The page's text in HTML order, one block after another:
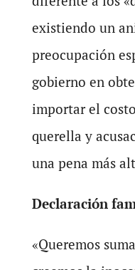
existiendo un
preocupación
gobierno en
importar el
querella y
una pena más
Declaración
«Queremos